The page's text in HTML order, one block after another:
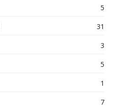
5
31
3
5
1
7